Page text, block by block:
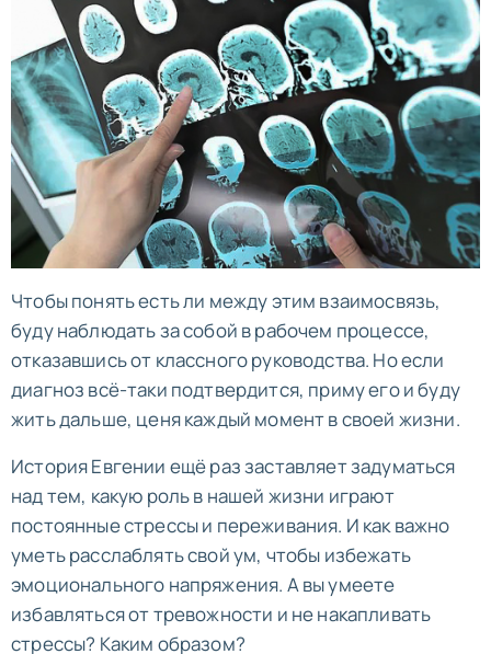
Чтобы понять есть ли между этим взаимосвязь,
буду наблюдать за собой в рабочем процессе,
отказавшись от классного руководства. Но если
диагноз всё-таки подтвердится, приму его и буду
жить дальше, ценя каждый момент в своей жизни.
История Евгении ещё раз заставляет задуматься
над тем, какую роль в нашей жизни играют
постоянные стрессы и переживания. И как важно
уметь расслаблять свой ум, чтобы избежать
эмоционального напряжения. А вы умеете
избавляться от тревожности и не накапливать
стрессы? Каким образом?